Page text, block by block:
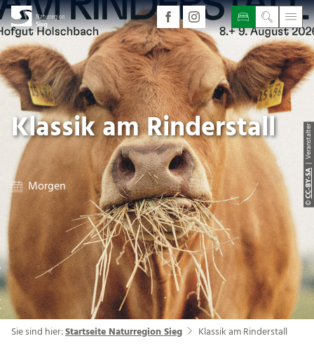
©
CC-BY-SA
| Veranstalter
Klassik am Rinderstall
Morgen
Sie sind hier:Startseite Naturregion Sieg Klassik am Rinderstall